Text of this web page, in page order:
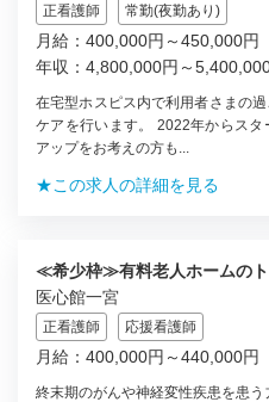
正看護師 常勤(夜勤あり)
月給：400,000円～450,000円
年収：4,800,000円～
在宅型ホスピス内で利用者さまの
ケアを行います。 2022年からス
アップをお考えの方も...
★この求人の詳細を見る
≪希少枠≫有料老人ホームのト
医心館一宮
正看護師 応援看護師
月給：400,000円～440,000円
終末期のがんや神経変性疾患を患